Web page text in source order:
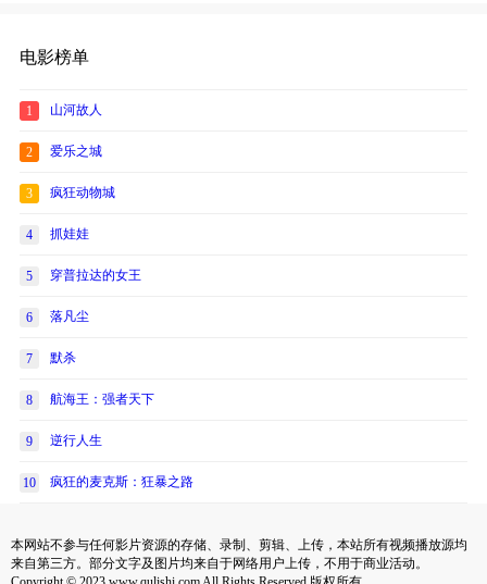
电影榜单
1 山河故人
2 爱乐之城
3 疯狂动物城
4 抓娃娃
5 穿普拉达的女王
6 落凡尘
7 默杀
8 航海王：强者天下
9 逆行人生
10 疯狂的麦克斯：狂暴之路
本网站不参与任何影片资源的存储、录制、剪辑、上传，本站所有视频播放源均
来自第三方。部分文字及图片均来自于网络用户上传，不用于商业活动。